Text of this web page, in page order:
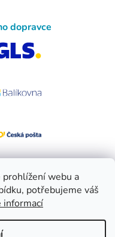
webu a
potřebujeme váš
informací
dopravce